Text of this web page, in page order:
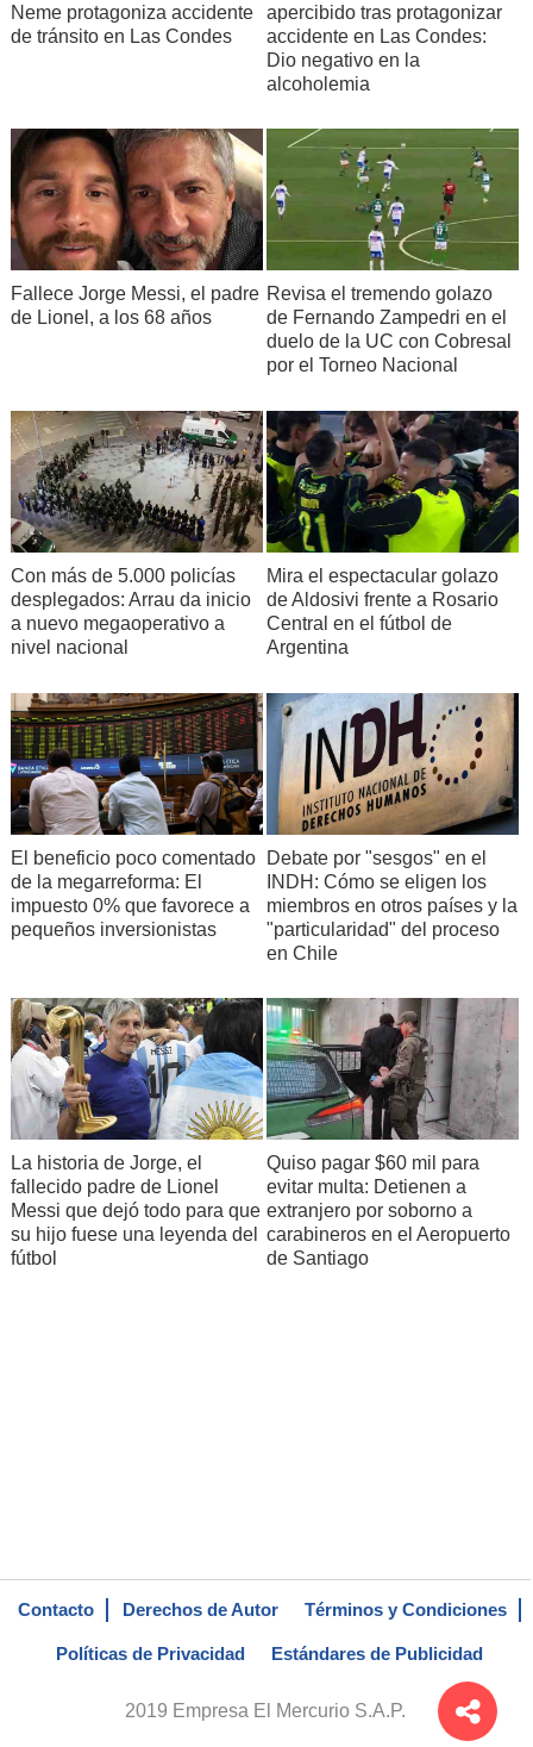
Neme protagoniza accidente
de tránsito en Las Condes
apercibido tras protagonizar
accidente en Las Condes:
Dio negativo en la
alcoholemia
Fallece Jorge Messi, el padre
de Lionel, a los 68 años
Revisa el tremendo golazo
de Fernando Zampedri en el
duelo de la UC con Cobresal
por el Torneo Nacional
Con más de 5.000 policías
desplegados: Arrau da inicio
a nuevo megaoperativo a
nivel nacional
Mira el espectacular golazo
de Aldosivi frente a Rosario
Central en el fútbol de
Argentina
El beneficio poco comentado
de la megarreforma: El
impuesto 0% que favorece a
pequeños inversionistas
Debate por "sesgos" en el
INDH: Cómo se eligen los
miembros en otros países y la
"particularidad" del proceso
en Chile
La historia de Jorge, el
fallecido padre de Lionel
Messi que dejó todo para que
su hijo fuese una leyenda del
fútbol
Quiso pagar $60 mil para
evitar multa: Detienen a
extranjero por soborno a
carabineros en el Aeropuerto
de Santiago
Contacto Derechos de Autor Términos y Condiciones
Políticas de Privacidad Estándares de Publicidad
2019 Empresa El Mercurio S.A.P.